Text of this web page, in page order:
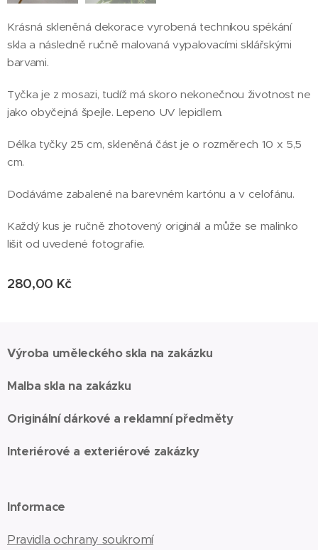
Krásná skleněná dekorace vyrobená technikou spékání
skla a následně ručně malovaná vypalovacími sklářskými
barvami.
Tyčka je z mosazi, tudíž má skoro nekonečnou životnost ne
jako obyčejná špejle. Lepeno UV lepidlem.
Délka tyčky 25 cm, skleněná část je o rozměrech 10 x 5,5
cm.
Dodáváme zabalené na barevném kartónu a v celofánu.
Každý kus je ručně zhotovený originál a může se malinko
lišit od uvedené fotografie.
280,00 Kč
Výroba uměleckého skla na zakázku
Malba skla na zakázku
Originální dárkové a reklamní předměty
Interiérové a exteriérové zakázky
Informace
Pravidla ochrany soukromí